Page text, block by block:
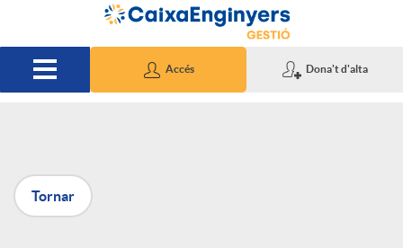
Salta al contingut principal
Accés Dona't d'alta
P
u
Tornar